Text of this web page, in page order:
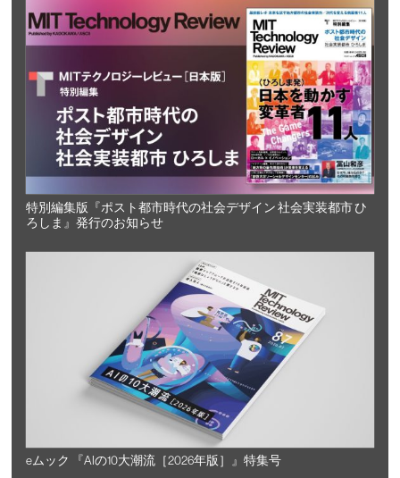
特別編集版『ポスト都市時代の社会デザイン 社会実装都市 ひ
ろしま』発行のお知らせ
eムック 『AIの10大潮流［2026年版］』特集号